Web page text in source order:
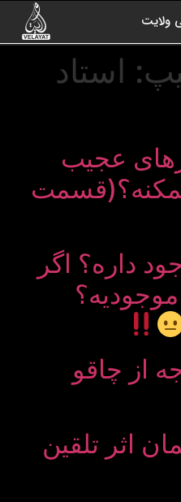
ولایت
استاد
عجیب
داره؟ اگر
از چاقو
اثر تلقین